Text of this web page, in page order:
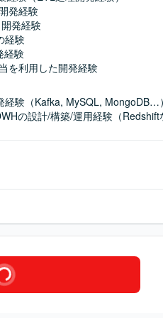
発経験
発経験
経験
経験
を利用した開発経験
経験（Kafka, MySQL, MongoDB…）
の設計/構築/運用経験（Redshift